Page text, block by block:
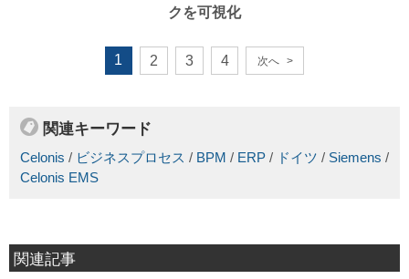
クを可視化
1 2 3 4 次へ >
関連キーワード
Celonis / ビジネスプロセス / BPM / ERP / ドイツ / Siemens /
Celonis EMS
関連記事